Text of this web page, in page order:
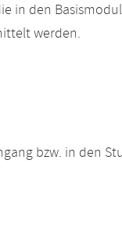
in den
werden.
bzw. in den